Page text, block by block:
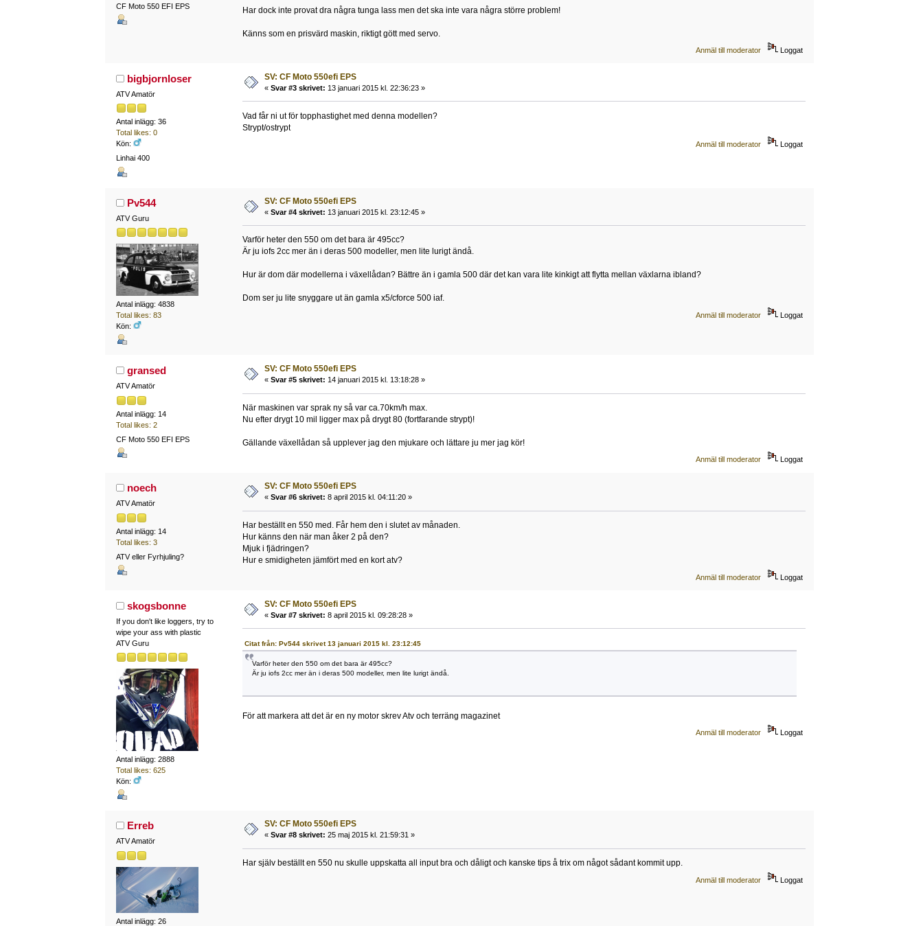
CF Moto 550 EFI EPS
Har dock inte provat dra några tunga lass men det ska inte vara några större problem!
Känns som en prisvärd maskin, riktigt gött med servo.
Anmäl till moderator Loggat
bigbjornloser
ATV Amatör
Antal inlägg: 36
Total likes: 0
Kön:
Linhai 400
SV: CF Moto 550efi EPS
« Svar #3 skrivet: 13 januari 2015 kl. 22:36:23 »
Vad får ni ut för topphastighet med denna modellen?
Strypt/ostrypt
Anmäl till moderator Loggat
Pv544
ATV Guru
Antal inlägg: 4838
Total likes: 83
Kön:
SV: CF Moto 550efi EPS
« Svar #4 skrivet: 13 januari 2015 kl. 23:12:45 »
Varför heter den 550 om det bara är 495cc?
Är ju iofs 2cc mer än i deras 500 modeller, men lite lurigt ändå.
Hur är dom där modellerna i växellådan? Bättre än i gamla 500 där det kan vara lite kinkigt att flytta mellan växlarna ibland?
Dom ser ju lite snyggare ut än gamla x5/cforce 500 iaf.
Anmäl till moderator Loggat
gransed
ATV Amatör
Antal inlägg: 14
Total likes: 2
CF Moto 550 EFI EPS
SV: CF Moto 550efi EPS
« Svar #5 skrivet: 14 januari 2015 kl. 13:18:28 »
När maskinen var sprak ny så var ca.70km/h max.
Nu efter drygt 10 mil ligger max på drygt 80 (fortfarande strypt)!
Gällande växellådan så upplever jag den mjukare och lättare ju mer jag kör!
Anmäl till moderator Loggat
noech
ATV Amatör
Antal inlägg: 14
Total likes: 3
ATV eller Fyrhjuling?
SV: CF Moto 550efi EPS
« Svar #6 skrivet: 8 april 2015 kl. 04:11:20 »
Har beställt en 550 med. Får hem den i slutet av månaden.
Hur känns den när man åker 2 på den?
Mjuk i fjädringen?
Hur e smidigheten jämfört med en kort atv?
Anmäl till moderator Loggat
skogsbonne
If you don't like loggers, try to
wipe your ass with plastic
ATV Guru
Antal inlägg: 2888
Total likes: 625
Kön:
SV: CF Moto 550efi EPS
« Svar #7 skrivet: 8 april 2015 kl. 09:28:28 »
Citat från: Pv544 skrivet 13 januari 2015 kl. 23:12:45
Varför heter den 550 om det bara är 495cc?
Är ju iofs 2cc mer än i deras 500 modeller, men lite lurigt ändå.
För att markera att det är en ny motor skrev Atv och terräng magazinet
Anmäl till moderator Loggat
Erreb
ATV Amatör
Antal inlägg: 26
SV: CF Moto 550efi EPS
« Svar #8 skrivet: 25 maj 2015 kl. 21:59:31 »
Har själv beställt en 550 nu skulle uppskatta all input bra och dåligt och kanske tips å trix om något sådant kommit upp.
Anmäl till moderator Loggat